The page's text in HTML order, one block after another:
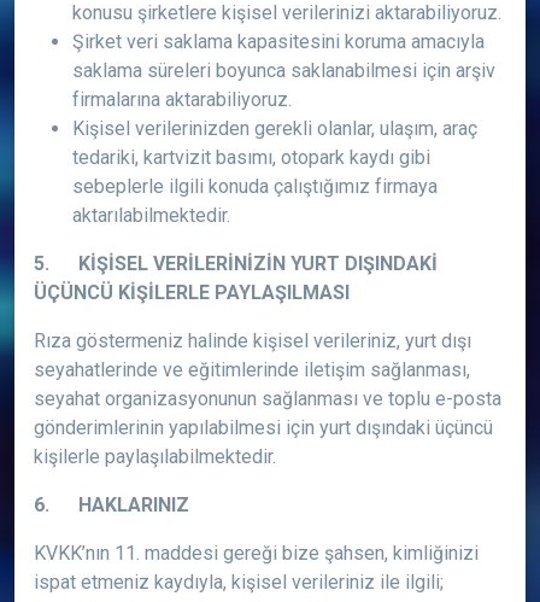
konusu şirketlere kişisel verilerinizi aktarabiliyoruz.
Şirket veri saklama kapasitesini koruma amacıyla
saklama süreleri boyunca saklanabilmesi için arşiv
firmalarına aktarabiliyoruz.
Kişisel verilerinizden gerekli olanlar, ulaşım, araç
tedariki, kartvizit basımı, otopark kaydı gibi
sebeplerle ilgili konuda çalıştığımız firmaya
aktarılabilmektedir.
5. KİŞİSEL VERİLERİNİZİN YURT DIŞINDAKİ
ÜÇÜNCÜ KİŞİLERLE PAYLAŞILMASI
Rıza göstermeniz halinde kişisel verileriniz, yurt dışı
seyahatlerinde ve eğitimlerinde iletişim sağlanması,
seyahat organizasyonunun sağlanması ve toplu e-posta
gönderimlerinin yapılabilmesi için yurt dışındaki üçüncü
kişilerle paylaşılabilmektedir.
6. HAKLARINIZ
KVKK’nın 11. maddesi gereği bize şahsen, kimliğinizi
ispat etmeniz kaydıyla, kişisel verileriniz ile ilgili;